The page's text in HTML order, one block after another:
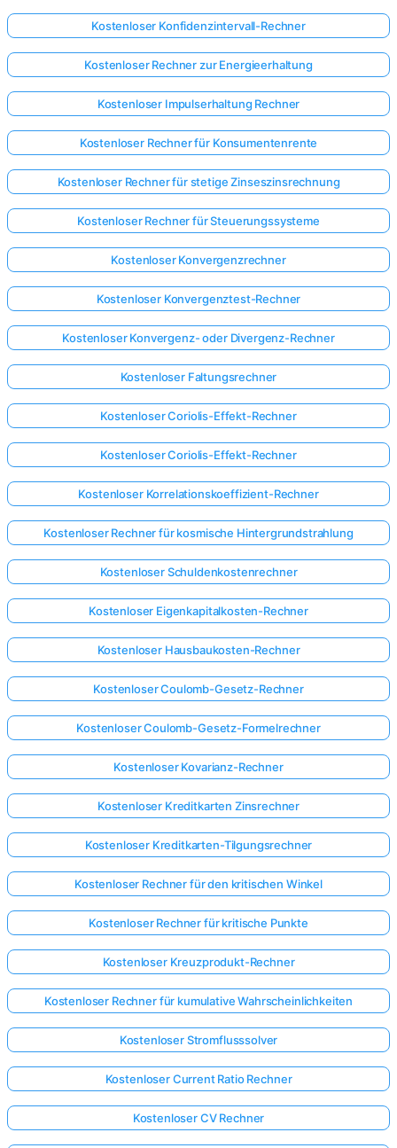
Kostenloser Konfidenzintervall-Rechner
Kostenloser Rechner zur Energieerhaltung
Kostenloser Impulserhaltung Rechner
Kostenloser Rechner für Konsumentenrente
Kostenloser Rechner für stetige Zinseszinsrechnung
Kostenloser Rechner für Steuerungssysteme
Kostenloser Konvergenzrechner
Kostenloser Konvergenztest-Rechner
Kostenloser Konvergenz- oder Divergenz-Rechner
Kostenloser Faltungsrechner
Kostenloser Coriolis-Effekt-Rechner
Kostenloser Coriolis-Effekt-Rechner
Kostenloser Korrelationskoeffizient-Rechner
Kostenloser Rechner für kosmische Hintergrundstrahlung
Kostenloser Schuldenkostenrechner
Kostenloser Eigenkapitalkosten-Rechner
Kostenloser Hausbaukosten-Rechner
Kostenloser Coulomb-Gesetz-Rechner
Kostenloser Coulomb-Gesetz-Formelrechner
Kostenloser Kovarianz-Rechner
Kostenloser Kreditkarten Zinsrechner
Kostenloser Kreditkarten-Tilgungsrechner
Kostenloser Rechner für den kritischen Winkel
Kostenloser Rechner für kritische Punkte
Kostenloser Kreuzprodukt-Rechner
Kostenloser Rechner für kumulative Wahrscheinlichkeiten
Kostenloser Stromflusssolver
Kostenloser Current Ratio Rechner
Kostenloser CV Rechner